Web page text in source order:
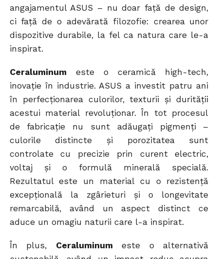
angajamentul ASUS – nu doar față de design,
ci față de o adevărată filozofie: crearea unor
dispozitive durabile, la fel ca natura care le-a
inspirat.
Ceraluminum este o ceramică high-tech,
inovație în industrie. ASUS a investit patru ani
în perfecționarea culorilor, texturii și durității
acestui material revoluționar. În tot procesul
de fabricație nu sunt adăugați pigmenți –
culorile distincte și porozitatea sunt
controlate cu precizie prin curent electric,
voltaj și o formulă minerală specială.
Rezultatul este un material cu o rezistență
excepțională la zgârieturi și o longevitate
remarcabilă, având un aspect distinct ce
aduce un omagiu naturii care l-a inspirat.
În plus, Ceraluminum este o alternativă